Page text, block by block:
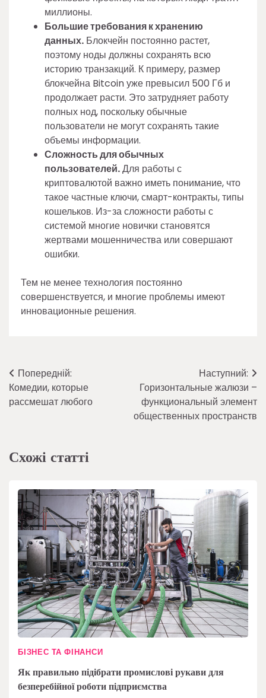
миллионы.
Большие требования к хранению
данных. Блокчейн постоянно растет,
поэтому ноды должны сохранять всю
историю транзакций. К примеру, размер
блокчейна Bitcoin уже превысил 500 Гб и
продолжает расти. Это затрудняет работу
полных нод, поскольку обычные
пользователи не могут сохранять такие
объемы информации.
Сложность для обычных
пользователей.Для работы с
криптовалютой важно иметь понимание, что
такое частные ключи, смарт-контракты, типы
кошельков. Из-за сложности работы с
системой многие новички становятся
жертвами мошенничества или совершают
ошибки.
Тем не менее технология постоянно
совершенствуется, и многие проблемы имеют
инновационные решения.
Навігація
записів
Попередній:
Комедии, которые
рассмешат любого
Наступний:
Горизонтальные жалюзи –
функциональный элемент
общественных пространств
Схожі статті
БІЗНЕС ТА ФІНАНСИ
Як правильно підібрати промислові рукави для
безперебійної роботи підприємства